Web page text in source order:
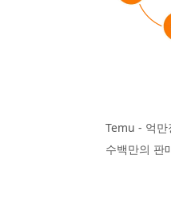
Temu - 억만
수백만의 판